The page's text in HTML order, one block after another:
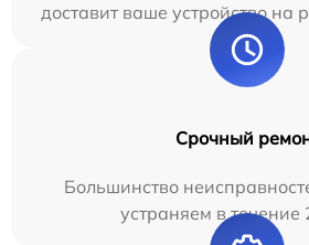
доставит ваше устройство на
Срочный
Большинство
устраняем в течение